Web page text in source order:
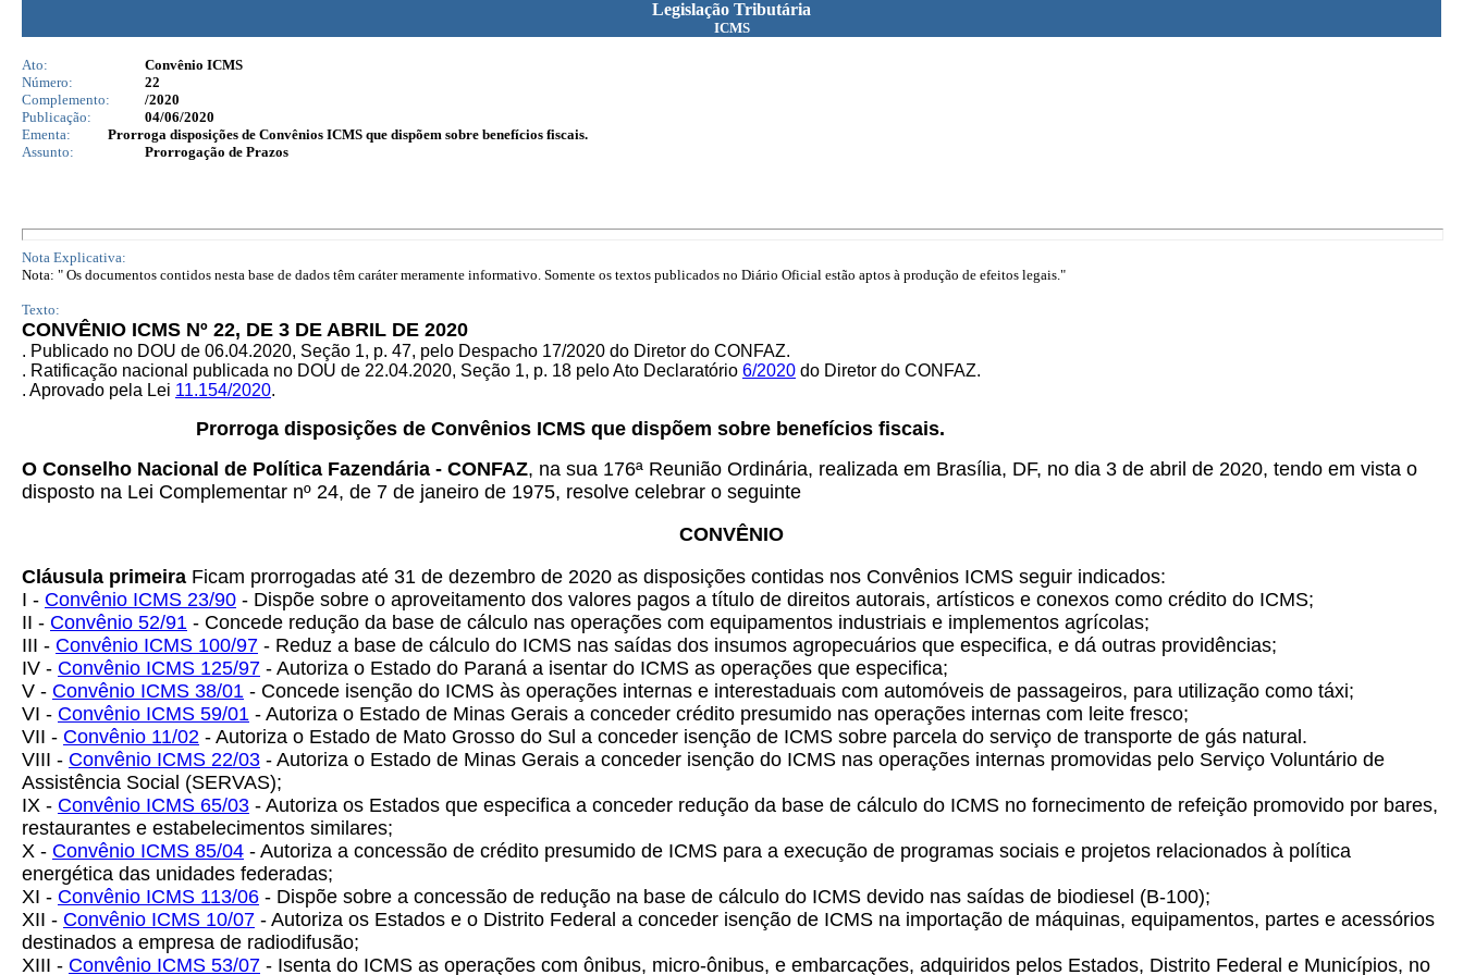
Legislação Tributária
ICMS
Ato:
Convênio ICMS
Número:
22
Complemento:
/2020
Publicação:
04/06/2020
Ementa:
Prorroga disposições de Convênios ICMS que dispõem sobre benefícios fiscais.
Assunto:
Prorrogação de Prazos
Nota Explicativa:
Nota: " Os documentos contidos nesta base de dados têm caráter meramente informativo. Somente os textos publicados no Diário Oficial estão aptos à produção de efeitos legais."
Texto:
CONVÊNIO ICMS Nº 22, DE 3 DE ABRIL DE 2020
. Publicado no DOU de 06.04.2020, Seção 1, p. 47, pelo Despacho 17/2020 do Diretor do CONFAZ.
. Ratificação nacional publicada no DOU de 22.04.2020, Seção 1, p. 18 pelo Ato Declaratório 6/2020 do Diretor do CONFAZ.
. Aprovado pela Lei 11.154/2020.
Prorroga disposições de Convênios ICMS que dispõem sobre benefícios fiscais.
O Conselho Nacional de Política Fazendária - CONFAZ, na sua 176ª Reunião Ordinária, realizada em Brasília, DF, no dia 3 de abril de 2020, tendo em vista o
disposto na Lei Complementar nº 24, de 7 de janeiro de 1975, resolve celebrar o seguinte
CONVÊNIO
Cláusula primeira Ficam prorrogadas até 31 de dezembro de 2020 as disposições contidas nos Convênios ICMS seguir indicados:
I - Convênio ICMS 23/90 - Dispõe sobre o aproveitamento dos valores pagos a título de direitos autorais, artísticos e conexos como crédito do ICMS;
II - Convênio 52/91 - Concede redução da base de cálculo nas operações com equipamentos industriais e implementos agrícolas;
III - Convênio ICMS 100/97 - Reduz a base de cálculo do ICMS nas saídas dos insumos agropecuários que especifica, e dá outras providências;
IV - Convênio ICMS 125/97 - Autoriza o Estado do Paraná a isentar do ICMS as operações que especifica;
V - Convênio ICMS 38/01 - Concede isenção do ICMS às operações internas e interestaduais com automóveis de passageiros, para utilização como táxi;
VI - Convênio ICMS 59/01 - Autoriza o Estado de Minas Gerais a conceder crédito presumido nas operações internas com leite fresco;
VII - Convênio 11/02 - Autoriza o Estado de Mato Grosso do Sul a conceder isenção de ICMS sobre parcela do serviço de transporte de gás natural.
VIII - Convênio ICMS 22/03 - Autoriza o Estado de Minas Gerais a conceder isenção do ICMS nas operações internas promovidas pelo Serviço Voluntário de
Assistência Social (SERVAS);
IX - Convênio ICMS 65/03 - Autoriza os Estados que especifica a conceder redução da base de cálculo do ICMS no fornecimento de refeição promovido por bares,
restaurantes e estabelecimentos similares;
X - Convênio ICMS 85/04 - Autoriza a concessão de crédito presumido de ICMS para a execução de programas sociais e projetos relacionados à política
energética das unidades federadas;
XI - Convênio ICMS 113/06 - Dispõe sobre a concessão de redução na base de cálculo do ICMS devido nas saídas de biodiesel (B-100);
XII - Convênio ICMS 10/07 - Autoriza os Estados e o Distrito Federal a conceder isenção de ICMS na importação de máquinas, equipamentos, partes e acessórios
destinados a empresa de radiodifusão;
XIII - Convênio ICMS 53/07 - Isenta do ICMS as operações com ônibus, micro-ônibus, e embarcações, adquiridos pelos Estados, Distrito Federal e Municípios, no